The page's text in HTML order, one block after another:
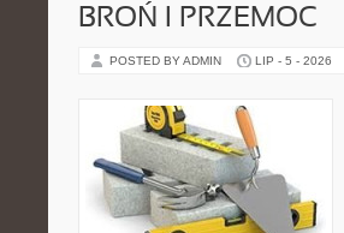
BROŃ I PRZEMOC
POSTED BY ADMIN LIP - 5 - 2026